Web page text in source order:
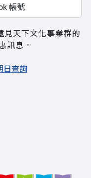
帳號
見天下文化事業群的
訊息。
日查詢